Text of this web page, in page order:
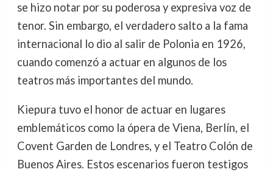
se hizo notar por su poderosa y expresiva voz de
tenor. Sin embargo, el verdadero salto a la fama
internacional lo dio al salir de Polonia en 1926,
cuando comenzó a actuar en algunos de los
teatros más importantes del mundo.
Kiepura tuvo el honor de actuar en lugares
emblemáticos como la ópera de Viena, Berlín, el
Covent Garden de Londres, y el Teatro Colón de
Buenos Aires. Estos escenarios fueron testigos